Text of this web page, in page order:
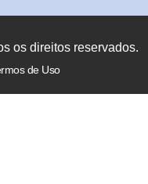
os direitos reservados.
de Uso